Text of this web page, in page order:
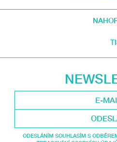
ODESLÁNÍM SOUHLASÍM S